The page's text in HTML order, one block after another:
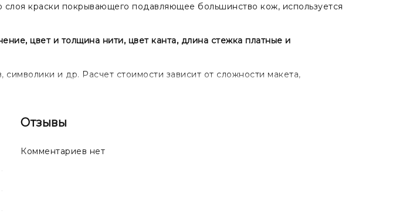
слоя краски покрывающего подавляющее большинство кож, используется
цвет и толщина нити, цвет канта, длина стежка платные и
и др. Расчет стоимости зависит от сложности макета,
Отзывы
Комментариев нет